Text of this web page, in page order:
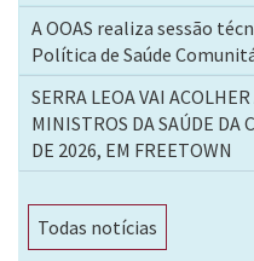
A OOAS realiza sessão
Política de Saúde
SERRA LEOA VAI
MINISTROS DA SAÚDE DA
DE 2026, EM FREETOWN
Todas notícias